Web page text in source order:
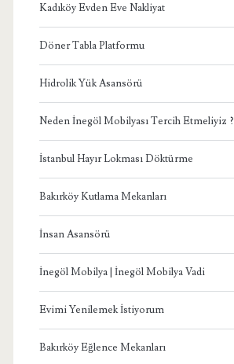
Kadıköy Evden Eve Nakliyat
Döner Tabla Platformu
Hidrolik Yük Asansörü
Neden İnegöl Mobilyası Tercih Etmeliyiz ?
İstanbul Hayır Lokması Döktürme
Bakırköy Kutlama Mekanları
İnsan Asansörü
İnegöl Mobilya | İnegöl Mobilya Vadi
Evimi Yenilemek İstiyorum
Bakırköy Eğlence Mekanları